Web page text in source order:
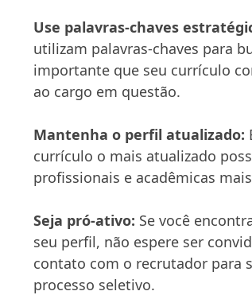
Use palavras-chaves
utilizam palavras-chaves para
importante que seu currículo
ao cargo em questão.
Mantenha o perfil atualizado:
currículo o mais atualizado
profissionais e acadêmicas
Seja pró-ativo: Se você
seu perfil, não espere ser
contato com o recrutador para
processo seletivo.